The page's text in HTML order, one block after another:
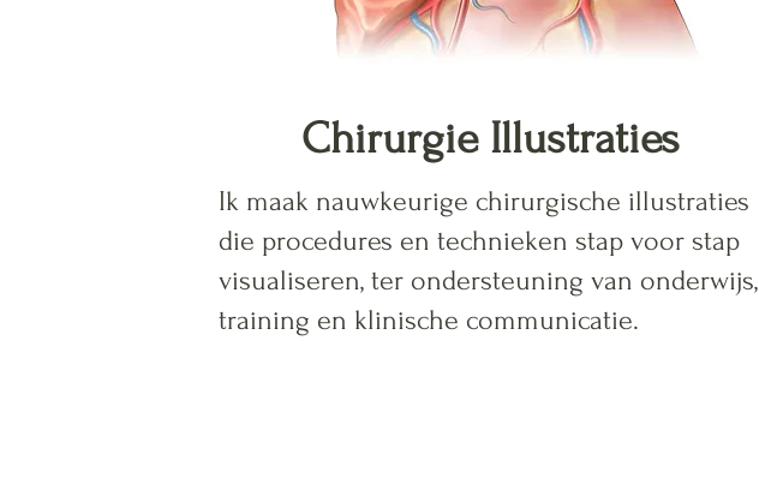
Chirurgie Illustraties
Ik maak nauwkeurige chirurgische illustraties
die procedures en technieken stap voor stap
visualiseren, ter ondersteuning van onderwijs,
training en klinische communicatie.